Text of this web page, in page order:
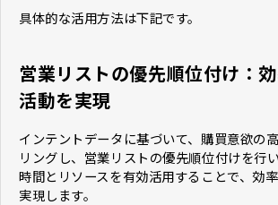
具体的な活用方法は下記です。
営業リストの優先順位付け：
活動を実現
インテントデータに基づいて、購買意欲の
リングし、営業リストの優先順位付けを行
時間とリソースを有効活用することで、効
実現します。